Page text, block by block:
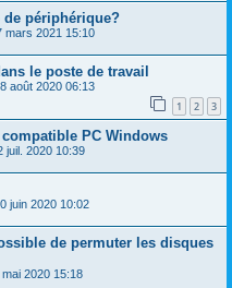
de périphérique?
mars 2021 15:10
le poste de travail
août 2020 06:13
1 2 3
PC Windows
juil. 2020 10:39
juin 2020 10:02
de permuter les disques
2020 15:18